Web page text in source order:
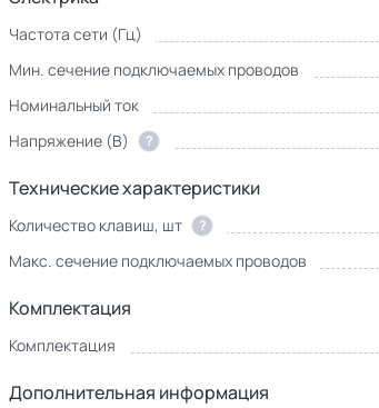
Частота сети (Гц)
Мин. сечение подключаемых проводов
Номинальный ток
Напряжение (В)
?
Технические характеристики
Количество клавиш, шт ?
Макс. сечение подключаемых проводов
Комплектация
Комплектация
Дополнительная информация